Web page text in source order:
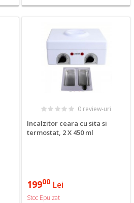
0 review-uri
Incalzitor ceara cu sita si
termostat, 2 X 450 ml
19900 Lei
Stoc Epuizat